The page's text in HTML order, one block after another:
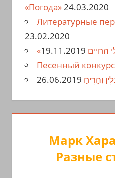
«Погода»24.03.2020
Литературные
23.02.2020
החיים 19.11.2019
Песенный конкурс
וְהַרִיחַ 26.06.2019
Марк
Разные